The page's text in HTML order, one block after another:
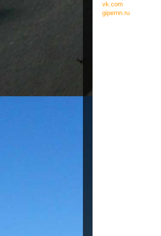
vk.com
gipernn.ru